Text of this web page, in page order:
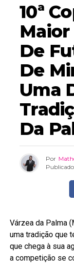
10ª
De
De
Uma
Da
Por
Várzea da Palma
uma tradição que
que chega à sua
a competição se